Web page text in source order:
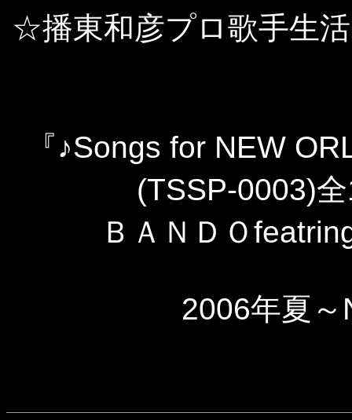
☆播東和彦プロ歌手生
『♪Songs for NEW
(TSSP-0003)
ＢＡＮＤＯ
2006年夏